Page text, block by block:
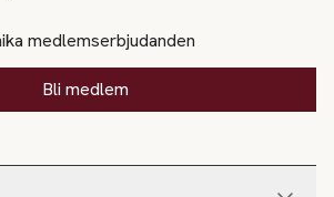
medlemserbjudanden
Bli medlem